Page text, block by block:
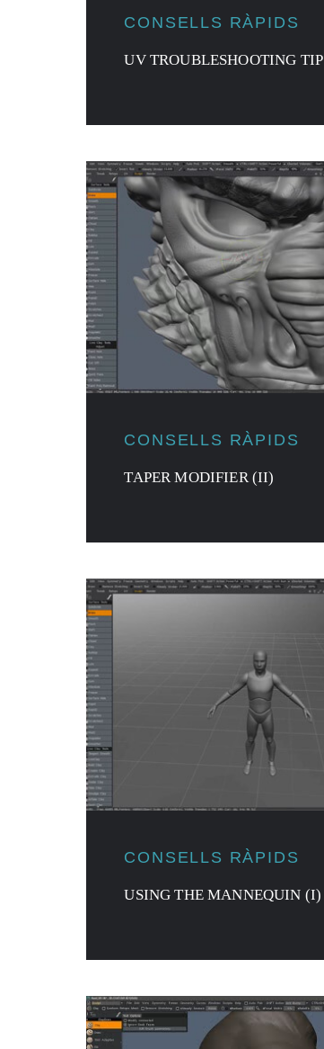
CONSELLS RÀPIDS
UV TROUBLESHOOTING TIP
CONSELLS RÀPIDS
TAPER MODIFIER (II)
CONSELLS RÀPIDS
USING THE MANNEQUIN (I)